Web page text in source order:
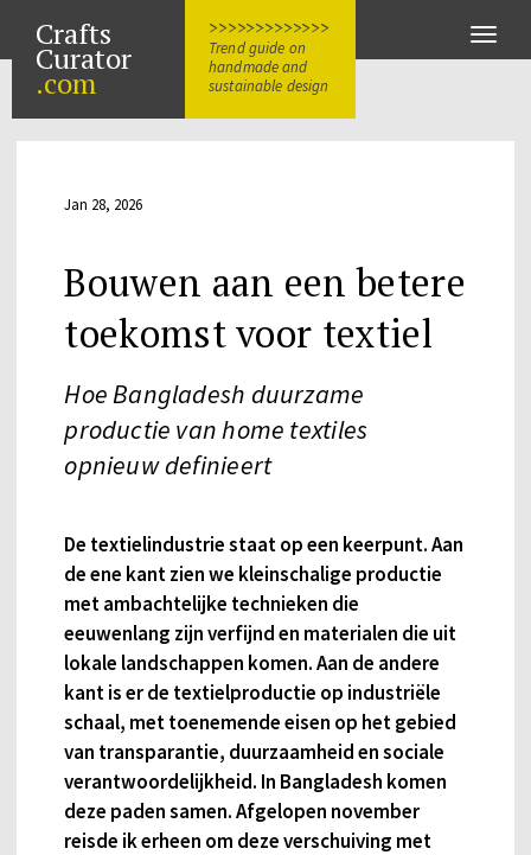
Crafts
Curator
.com
>>>>>>>>>>>>>
Trend guide on
handmade and
sustainable design
Toggle
Jan 28, 2026
Bouwen aan een betere
toekomst voor textiel
Hoe Bangladesh duurzame
productie van home textiles
opnieuw definieert
De textielindustrie staat op een keerpunt. Aan
de ene kant zien we kleinschalige productie
met ambachtelijke technieken die
eeuwenlang zijn verfijnd en materialen die uit
lokale landschappen komen. Aan de andere
kant is er de textielproductie op industriële
schaal, met toenemende eisen op het gebied
van transparantie, duurzaamheid en sociale
verantwoordelijkheid. In Bangladesh komen
deze paden samen. Afgelopen november
reisde ik erheen om deze verschuiving met